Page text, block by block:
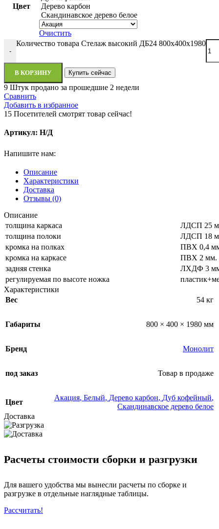
Цвет
Дерево карбон
Скандинавское дерево белое
Очистить
-
Количество товара Стелаж высокий ДБ24 800х400х1980
В КОРЗИНУ Купить сейчас
9 Штук продано за прошедшие 2 недели
Сравнить
Добавить в избранное
15 Посетителей смотрят товар сейчас!
Артикул: Н/Д
Напишите нам:
Описание
Характеристики
Доставка
Отзывы (0)
Описание
толщина каркаса
ЛДСП 25
толщина полоки
ЛДСП 18
кромка на полках
ПВХ 0,4
кромка на каркасе
ПВХ 2 мм.
задняя стенка
ЛХДФ 3
регулируемая по высоте ножка
Характеристики
Вес
54 кг
Габариты 800 × 400 × 1980 мм
Бренд Монолит
под заказ Товар в продаже
Цвет
Акация, Белый, Дерево карбон, Дуб кофейный,
Скандинавское дерево белое
Доставка
Расчеты стоимости сборки и разгрузки
Для вашего удобства мы вынесли расчеты по сборке и
разгрузке в отдельные наглядные таблицы.
Рассчитать!